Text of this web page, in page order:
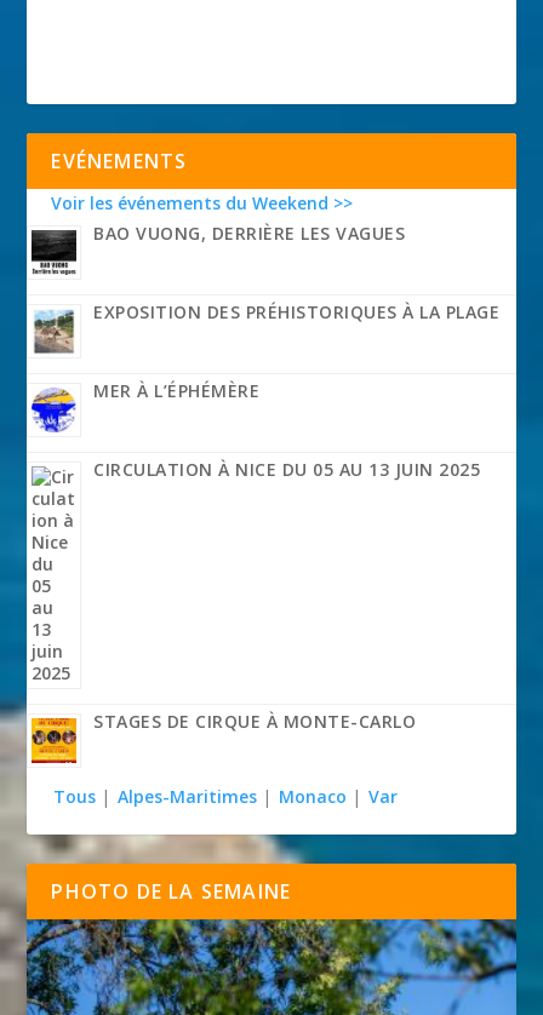
EVÉNEMENTS
Voir les événements du Weekend >>
BAO VUONG, DERRIÈRE LES VAGUES
EXPOSITION DES PRÉHISTORIQUES À LA PLAGE
MER À L’ÉPHÉMÈRE
CIRCULATION À NICE DU 05 AU 13 JUIN 2025
STAGES DE CIRQUE À MONTE-CARLO
Tous | Alpes-Maritimes | Monaco | Var
PHOTO DE LA SEMAINE